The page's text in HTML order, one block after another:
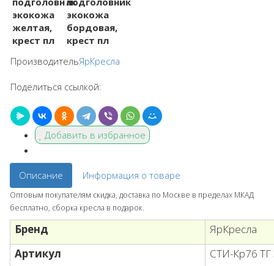
ПроизводительЯрКресла
Поделиться ссылкой:
Добавить в избранное
Описание Информация о товаре
Оптовым покупателям скидка, доставка по Москве в пределах МКАД
бесплатно, сборка кресла в подарок.
Бренд
ЯрКресла
Артикул
СТИ-Кр76 ТГ